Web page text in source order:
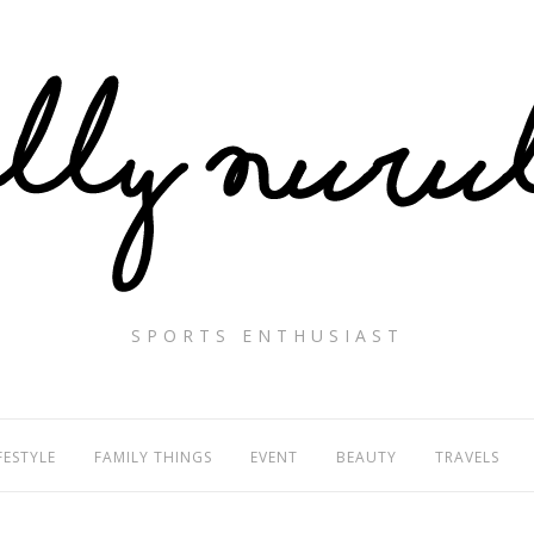
SPORTS ENTHUSIAST
FAMILY THINGS EVENT BEAUTY TRAVELS